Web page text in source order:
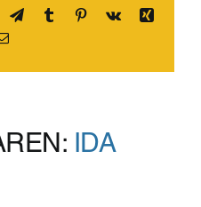
TelegramTumblr Pinterest
Vk
Xing
E-
IDA